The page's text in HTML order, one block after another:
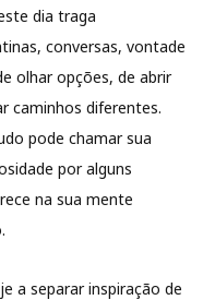
dia traga
conversas, vontade
olhar opções, de abrir
caminhos diferentes.
pode chamar sua
por alguns
na sua mente
a separar inspiração de